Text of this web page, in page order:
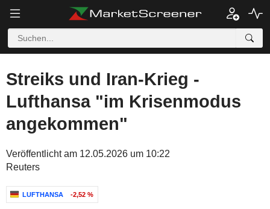
Streiks und Iran-Krieg -
Lufthansa "im Krisenmodus
angekommen"
Veröffentlicht am 12.05.2026 um 10:22
Reuters
LUFTHANSA -2,52 %